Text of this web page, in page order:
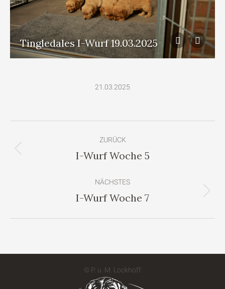
Tingledales I-Wurf 19.03.2025
21.03.2025
Navigation
ZURÜCK
Vorheriges
I-Wurf Woche 5
NÄCHSTES
Nächstes
I-Wurf Woche 7
© P. u. M. Lockhoff